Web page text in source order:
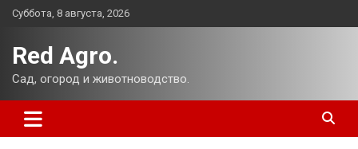
Перейти
Суббота, 8 августа, 2026
Red Agro.
Сад, огород и животноводство.